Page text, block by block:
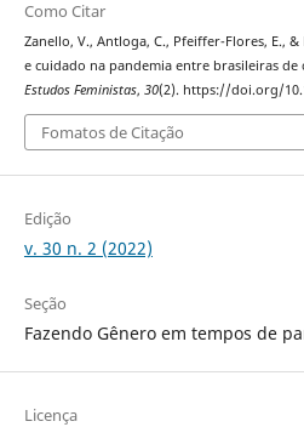
Como Citar
Zanello, V., Antloga, C., Pfeiffer-Flores, E.,
e cuidado na pandemia entre brasileiras de
Estudos Feministas, 30(2). https://doi.org/
Fomatos de Citação
Edição
v. 30 n. 2 (2022)
Seção
Fazendo Gênero em tempos de
Licença